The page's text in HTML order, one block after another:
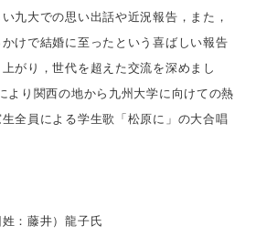
九大での思い出話や近況報告，また，
けで結婚に至ったという喜ばしい報告
がり，世代を超えた交流を深めまし
より関西の地から九州大学に向けての熱
全員による学生歌「松原に」の大合唱
姓：藤井）龍子氏